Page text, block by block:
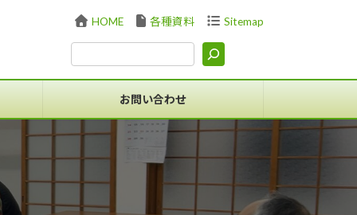
HOME 各種資料 Sitemap
お問い合わせ